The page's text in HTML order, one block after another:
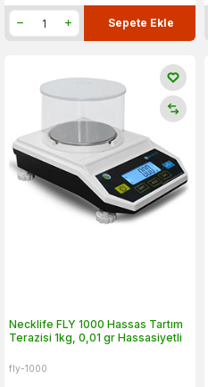
Sepete Ekle
Necklife FLY 1000 Hassas Tartım
Terazisi 1kg, 0,01 gr Hassasiyetli
fly-1000